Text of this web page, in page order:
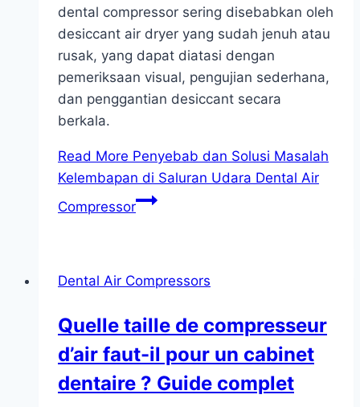
dental compressor sering disebabkan oleh
desiccant air dryer yang sudah jenuh atau
rusak, yang dapat diatasi dengan
pemeriksaan visual, pengujian sederhana,
dan penggantian desiccant secara
berkala.
Read More Penyebab dan Solusi Masalah
Kelembapan di Saluran Udara Dental Air
Compressor
Dental Air Compressors
Quelle taille de compresseur
d’air faut-il pour un cabinet
dentaire ? Guide complet